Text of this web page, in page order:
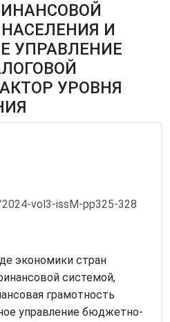
И
УПРАВЛЕНИЕ
УРОВНЯ
vol3-issM-pp325-328
экономики стран
системой,
грамотность
управление бюджетно-